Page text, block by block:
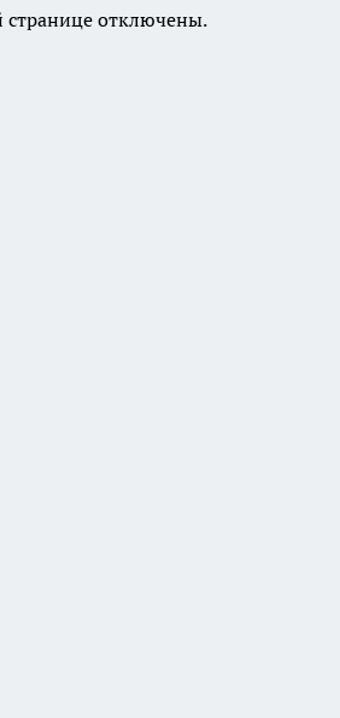
отключены.